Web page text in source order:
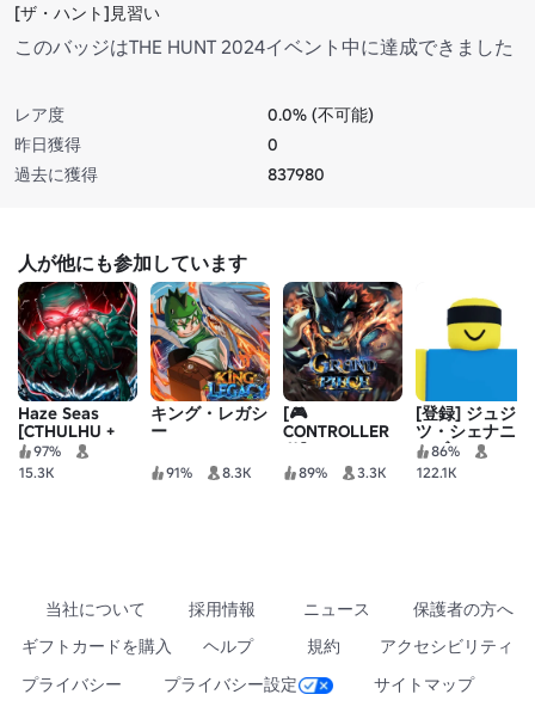
[ザ・ハント]見習い
このバッジはTHE HUNT 2024イベント中に達成できました
レア度
0.0% (不可能)
昨日獲得
0
過去に獲得
837980
人が他にも参加しています
Haze Seas
[CTHULHU +
DUAL DARK
BLADE]
97%
15.3K
キング・レガシ
ー
91% 8.3K
[🎮
CONTROLLER
🎮] Grand
Piece Online
89% 3.3K
[登録] ジュジュ
ツ・シェナニガ
ンズ
86%
122.1K
当社について 採用情報 ニュース
保護者の方へ
ギフトカードを購入
ヘルプ 規約
アクセシビリティ
プライバシー
プライバシー設定 サイトマップ